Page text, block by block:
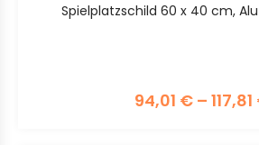
Spielplatzschild 60 x 40 cm,
94,01 € – 117,81